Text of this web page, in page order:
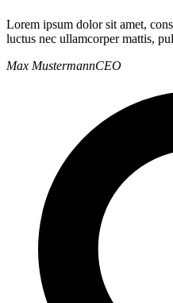
Lorem ipsum dolor sit amet,
luctus nec ullamcorper mattis,
Max MustermannCEO